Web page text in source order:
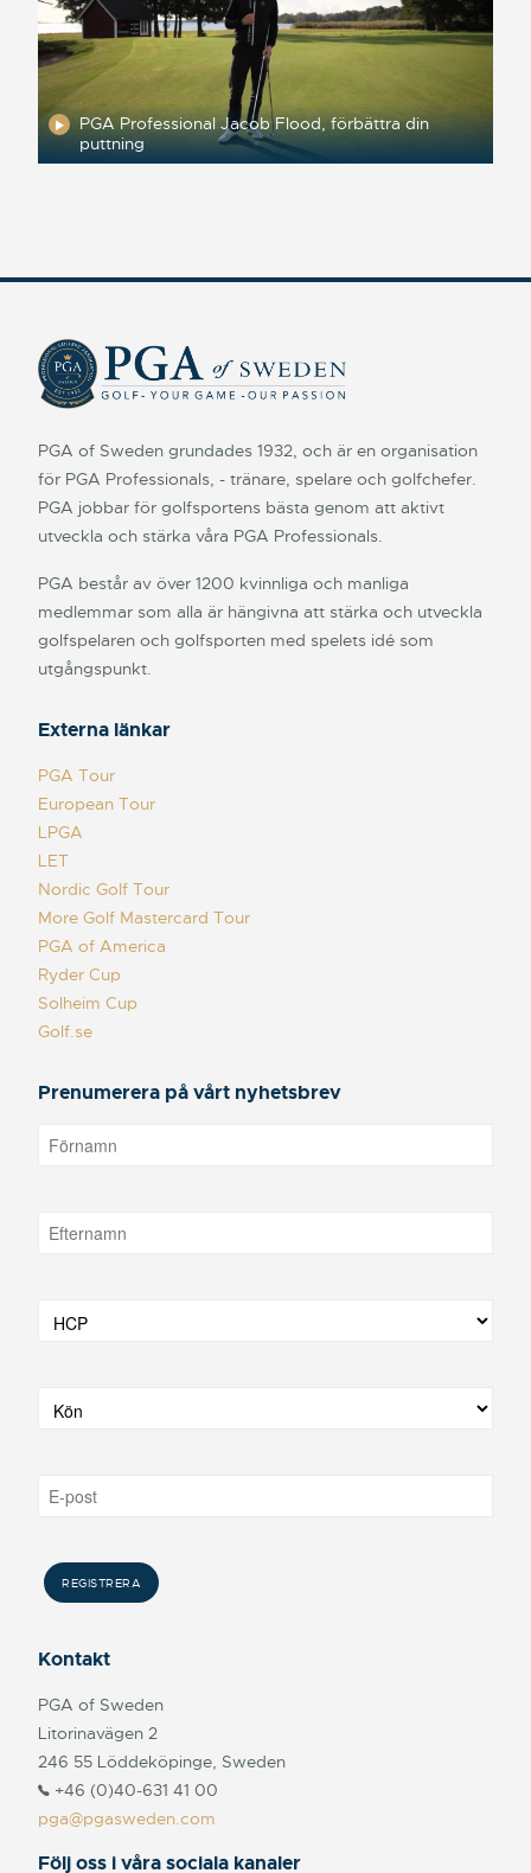
PGA Professional Jacob Flood, förbättra din
puttning
PGA of Sweden grundades 1932, och är en organisation
för PGA Professionals, - tränare, spelare och golfchefer.
PGA jobbar för golfsportens bästa genom att aktivt
utveckla och stärka våra PGA Professionals.
PGA består av över 1200 kvinnliga och manliga
medlemmar som alla är hängivna att stärka och utveckla
golfspelaren och golfsporten med spelets idé som
utgångspunkt.
Externa länkar
PGA Tour
European Tour
LPGA
LET
Nordic Golf Tour
More Golf Mastercard Tour
PGA of America
Ryder Cup
Solheim Cup
Golf.se
Prenumerera på vårt nyhetsbrev
Kontakt
PGA of Sweden
Litorinavägen 2
246 55 Löddeköpinge, Sweden
+46 (0)40-631 41 00
pga@pgasweden.com
Följ oss i våra sociala kanaler